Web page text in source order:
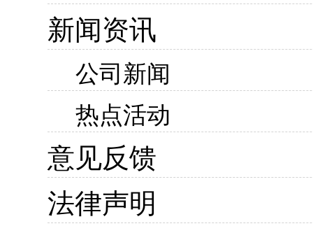
新闻资讯
公司新闻
热点活动
意见反馈
法律声明